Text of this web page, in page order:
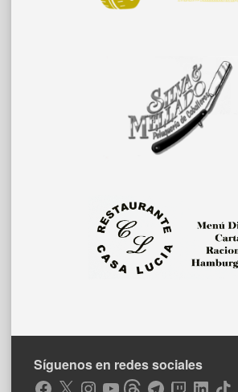
Síguenos en redes sociales
Facebook
X Instagram
YouTubeThreadsTelegramTwitchLinkedIn
TikTok